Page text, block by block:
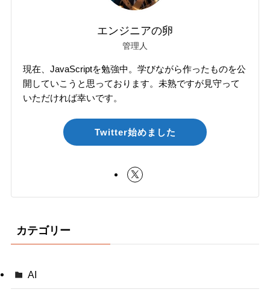
エンジニアの卵
管理人
現在、JavaScriptを勉強中。学びながら作ったものを公
開していこうと思っております。未熟ですが見守って
いただければ幸いです。
Twitter始めました
カテゴリー
AI